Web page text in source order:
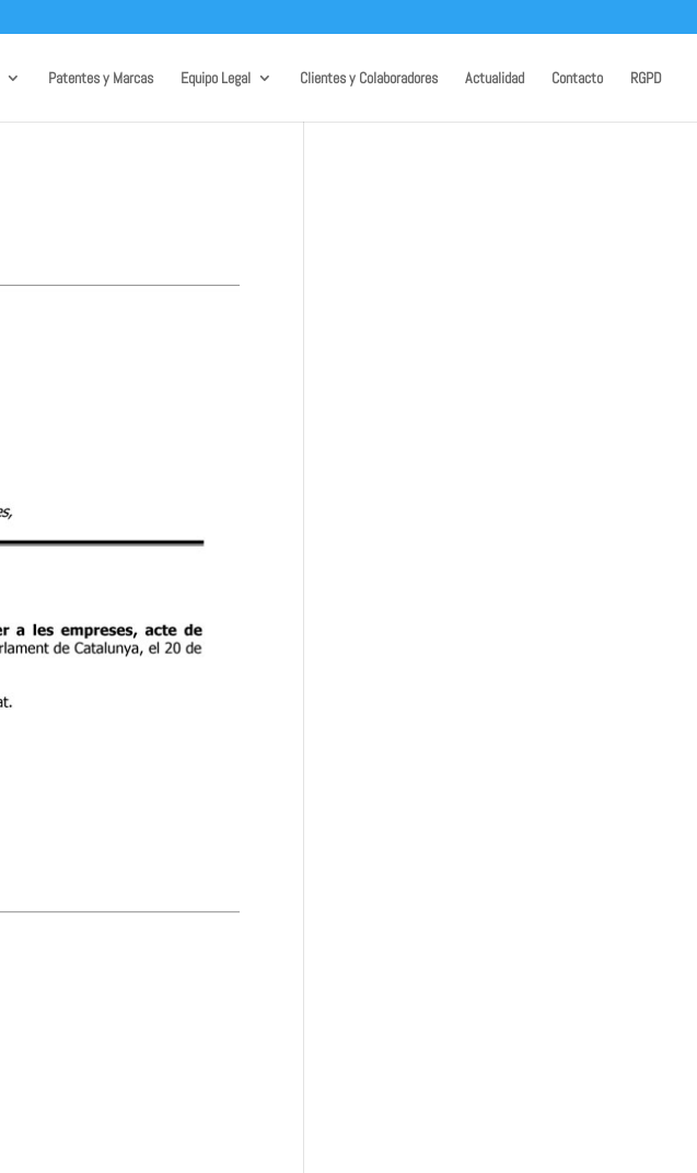
Patentes y Marcas Equipo Legal Clientes y Colaboradores Actualidad Contacto RGPD